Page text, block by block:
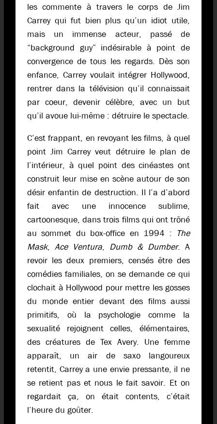
les commente à travers le corps de Jim
Carrey qui fut bien plus qu’un idiot utile,
mais un immense acteur, passé de
“background guy” indésirable à point de
convergence de tous les regards. Dès son
enfance, Carrey voulait intégrer Hollywood,
rentrer dans la télévision qu’il connaissait
par coeur, devenir célèbre, avec un but
qu’il avoue lui-même : détruire le spectacle.
C’est frappant, en revoyant les films, à quel
point Jim Carrey veut détruire le plan de
l’intérieur, à quel point des cinéastes ont
construit leur mise en scène autour de son
désir enfantin de destruction. Il l’a d’abord
fait avec une innocence sublime,
cartoonesque, dans trois films qui ont trôné
au sommet du box-office en 1994 : The
Mask, Ace Ventura, Dumb & Dumber. A
revoir les deux premiers, censés être des
comédies familiales, on se demande ce qui
clochait à Hollywood pour mettre les gosses
du monde entier devant des films aussi
primitifs, où la psychologie comme la
sexualité rejoignent celles, élémentaires,
des créatures de Tex Avery. Une femme
apparaît, un air de saxo langoureux
retentit, Carrey a une envie pressante, il ne
se retient pas et nous le fait savoir. Et on
regardait ça, on était contents, c’était
l’heure du goûter.